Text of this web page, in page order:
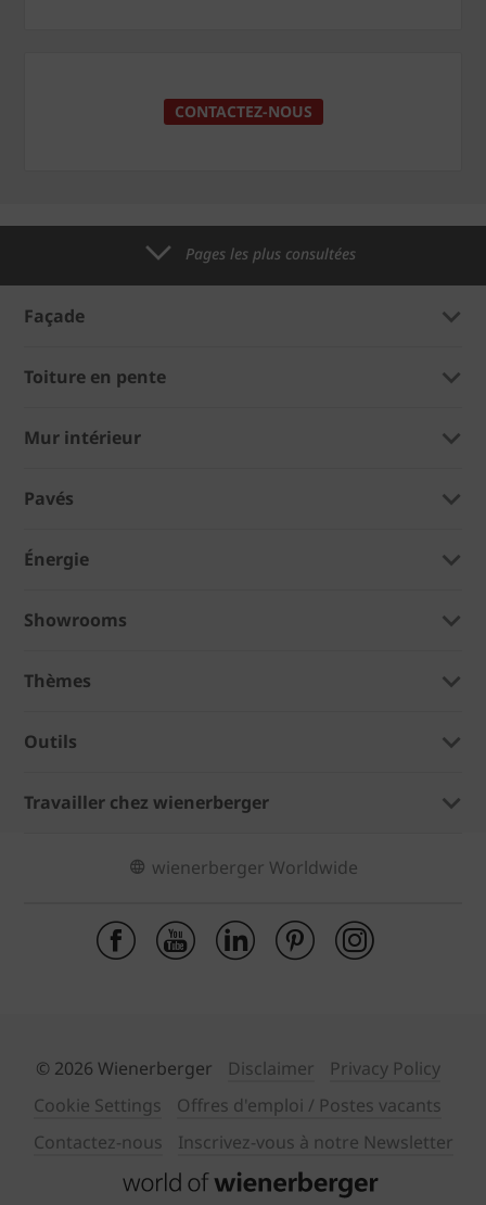
CONTACTEZ-NOUS
Pages les plus consultées
Façade
Toiture en pente
Mur intérieur
Pavés
Énergie
Showrooms
Thèmes
Outils
Travailler chez wienerberger
wienerberger Worldwide
© 2026 Wienerberger Disclaimer
Privacy Policy
Cookie Settings
Offres d'emploi / Postes vacants
Contactez-nous
Inscrivez-vous à notre Newsletter